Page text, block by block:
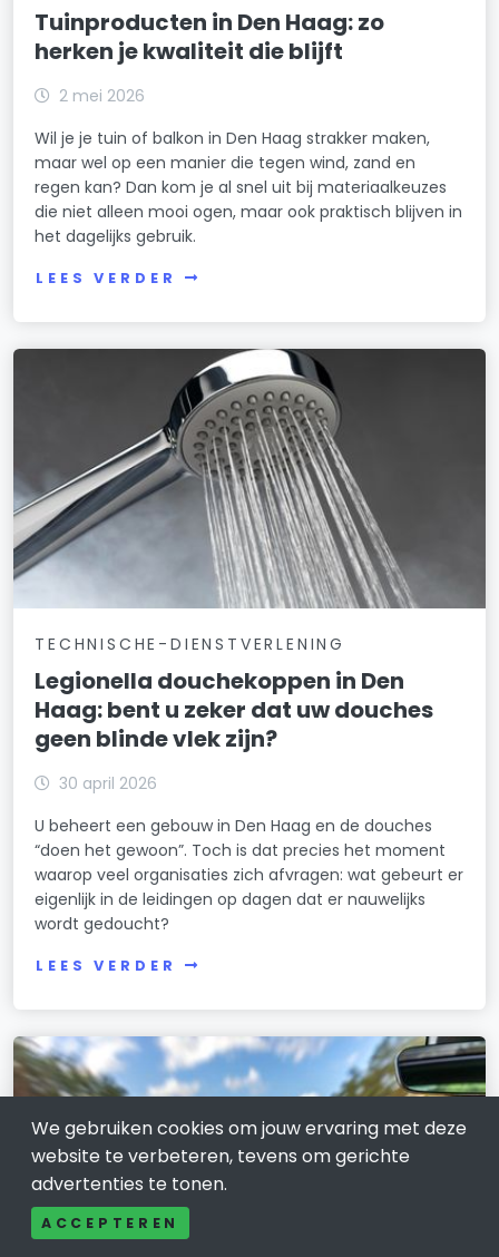
Tuinproducten in Den Haag: zo
herken je kwaliteit die blijft
2 mei 2026
Wil je je tuin of balkon in Den Haag strakker maken,
maar wel op een manier die tegen wind, zand en
regen kan? Dan kom je al snel uit bij materiaalkeuzes
die niet alleen mooi ogen, maar ook praktisch blijven in
het dagelijks gebruik.
LEES VERDER
TECHNISCHE-DIENSTVERLENING
Legionella douchekoppen in Den
Haag: bent u zeker dat uw douches
geen blinde vlek zijn?
30 april 2026
U beheert een gebouw in Den Haag en de douches
“doen het gewoon”. Toch is dat precies het moment
waarop veel organisaties zich afvragen: wat gebeurt er
eigenlijk in de leidingen op dagen dat er nauwelijks
wordt gedoucht?
LEES VERDER
We gebruiken cookies om jouw ervaring met deze
website te verbeteren, tevens om gerichte
advertenties te tonen.
ACCEPTEREN